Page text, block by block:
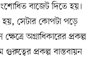
বাজেট দিতে হয়।
হয়, সেটার কোপটা পড়ে
অগ্রাধিকারের প্রকল্প
প্রকল্প বাস্তবায়ন